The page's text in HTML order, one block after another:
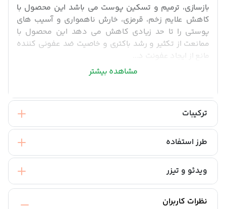
بازسازی، ترمیم و تسکین پوست می باشد این محصول با
کاهش علایم زخم، قرمزی، خارش ناهمواری و آسیب های
پوستی را تا حد زیادی کاهش می دهد این محصول با
ممانعت از تکثیر و رشد باکتری و خاصیت ضد عفونی کننده
مانع از ایجاد عفونت د...
مشاهده بیشتر
ترکیبات
طرز استفاده
ویدئو و تیزر
نظرات کاربران